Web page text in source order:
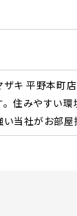
キ 平野本町
。住みやすい
当社がお部屋